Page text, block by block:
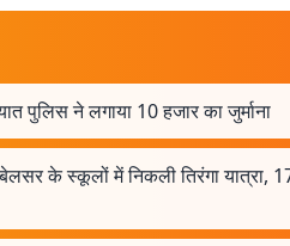
पुलिस ने लगाया 10 हजार का जुर्माना
के स्कूलों में निकली तिरंगा यात्रा,